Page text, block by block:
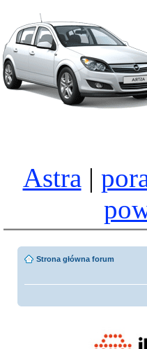
Astra |
Strona główna forum